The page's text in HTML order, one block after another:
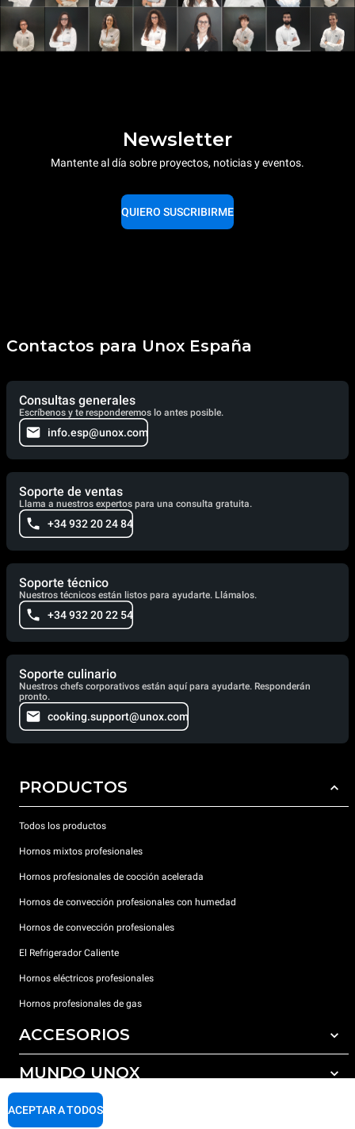
Newsletter
Mantente al día sobre proyectos, noticias y eventos.
QUIERO SUSCRIBIRME
Contactos para Unox España
Consultas generales
Escríbenos y te responderemos lo antes posible.
info.esp@unox.com
Soporte de ventas
Llama a nuestros expertos para una consulta gratuita.
+34 932 20 24 84
Soporte técnico
Nuestros técnicos están listos para ayudarte. Llámalos.
+34 932 20 22 54
Soporte culinario
Nuestros chefs corporativos están aquí para ayudarte. Responderán
pronto.
cooking.support@unox.com
PRODUCTOS
Todos los productos
Hornos mixtos profesionales
Hornos profesionales de cocción acelerada
Hornos de convección profesionales con humedad
Hornos de convección profesionales
El Refrigerador Caliente
Hornos eléctricos profesionales
Hornos profesionales de gas
ACCESORIOS
Todos los accesorios
Detergentes para lavado automático
Detergentes para lavado manual
MUNDO UNOX
Nuestras sedes en el mundo
SOPORTE
ACEPTAR A TODOS